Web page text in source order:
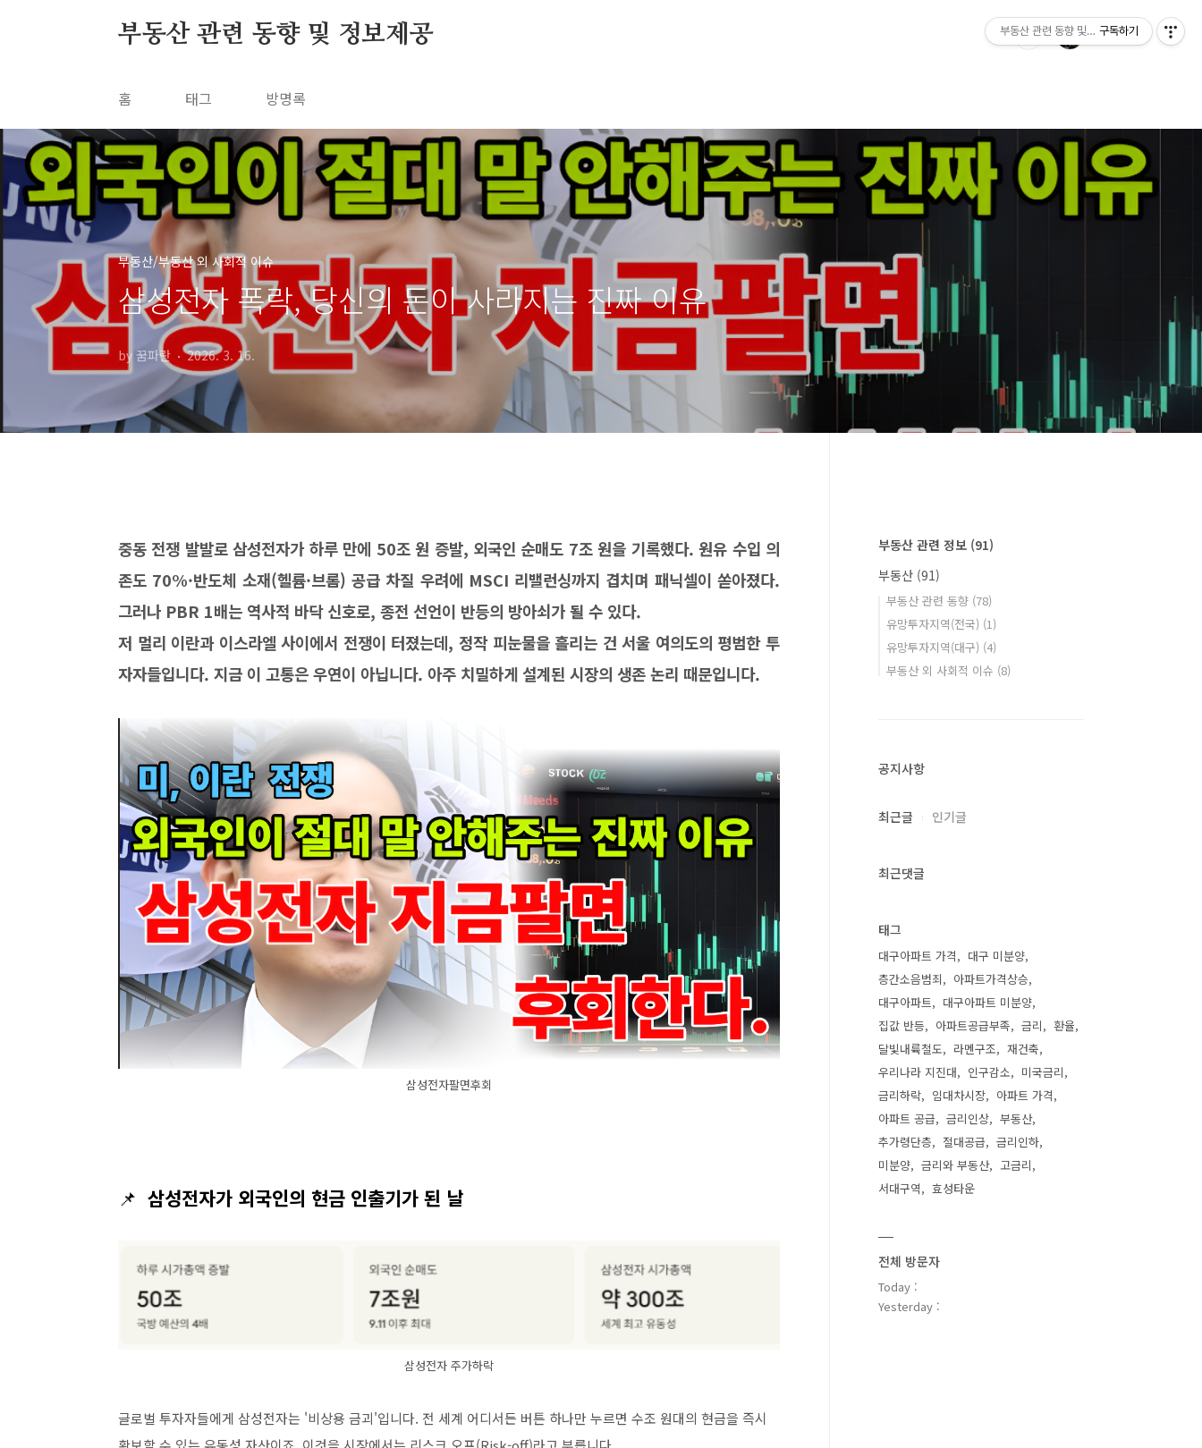
부동산 관련 동향 및 정보제공
홈 태그 방명록
부동산/부동산 외 사회적 이슈
삼성전자 폭락, 당신의 돈이 사라지는 진짜 이유
by 꿈파란 2026. 3. 16.
중동 전쟁 발발로 삼성전자가 하루 만에 50조 원 증발, 외국인 순매도 7조 원을 기록했다.원유 수입 의
존도 70%·반도체 소재(헬륨·브롬) 공급 차질 우려에 MSCI 리밸런싱까지 겹치며 패닉셀이 쏟아졌다.
그러나 PBR 1배는 역사적 바닥 신호로, 종전 선언이 반등의 방아쇠가 될 수 있다.
저 멀리 이란과 이스라엘 사이에서 전쟁이 터졌는데, 정작 피눈물을 흘리는 건 서울 여의도의 평범한 투
자자들입니다. 지금 이 고통은 우연이 아닙니다. 아주 치밀하게 설계된 시장의 생존 논리 때문입니다.
삼성전자팔면후회
📌 삼성전자가 외국인의 현금 인출기가 된 날
삼성전자 주가하락
글로벌 투자자들에게 삼성전자는 '비상용 금괴'입니다. 전 세계 어디서든 버튼 하나만 누르면 수조 원대의 현금을 즉시
부동산 관련 정보 (91)
부동산 (91)
부동산 관련 동향 (78)
유망투자지역(전국) (1)
유망투자지역(대구) (4)
부동산 외 사회적 이슈 (8)
공지사항
최근글 인기글
최근댓글
태그
대구아파트 가격
대구 미분양
층간소음범죄
아파트가격상승
대구아파트
대구아파트 미분양
집값 반등
아파트공급부족 금리
환율
달빛내륙철도
라멘구조
재건축
우리나라 지진대
인구감소
미국금리
금리하락
임대차시장
아파트 가격
아파트 공급
금리인상
부동산
추가령단층
절대공급
금리인하
미분양
금리와 부동산
고금리
서대구역
효성타운
전체 방문자
Today :
Yesterday :
부동산 관련 동향 및 정보제공
구독하기